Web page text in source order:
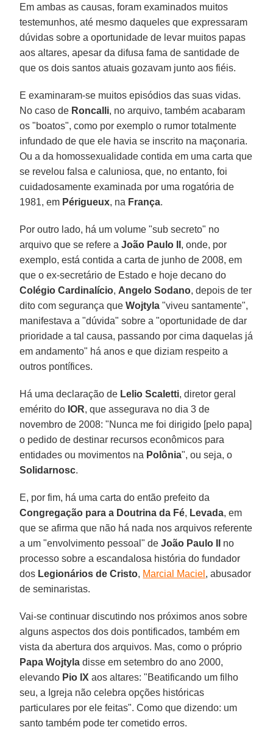
Em ambas as causas, foram examinados muitos
testemunhos, até mesmo daqueles que expressaram
dúvidas sobre a oportunidade de levar muitos papas
aos altares, apesar da difusa fama de santidade de
que os dois santos atuais gozavam junto aos fiéis.
E examinaram-se muitos episódios das suas vidas.
No caso de Roncalli, no arquivo, também acabaram
os "boatos", como por exemplo o rumor totalmente
infundado de que ele havia se inscrito na maçonaria.
Ou a da homossexualidade contida em uma carta que
se revelou falsa e caluniosa, que, no entanto, foi
cuidadosamente examinada por uma rogatória de
1981, em Périgueux, na França.
Por outro lado, há um volume "sub secreto" no
arquivo que se refere aJoão Paulo II , onde, por
exemplo, está contida a carta de junho de 2008, em
que o ex-secretário de Estado e hoje decano do
Colégio Cardinalício, Angelo Sodano, depois de ter
dito com segurança queWojtyla "viveu santamente",
manifestava a "dúvida" sobre a "oportunidade de dar
prioridade a tal causa, passando por cima daquelas já
em andamento" há anos e que diziam respeito a
outros pontífices.
Há uma declaração de Lelio Scaletti, diretor geral
emérito do IOR, que assegurava no dia 3 de
novembro de 2008: "Nunca me foi dirigido [pelo papa]
o pedido de destinar recursos econômicos para
entidades ou movimentos na Polônia", ou seja, o
Solidarnosc.
E, por fim, há uma carta do então prefeito da
Congregação para a Doutrina da Fé, Levada, em
que se afirma que não há nada nos arquivos referente
a um "envolvimento pessoal" deJoão Paulo II
no
processo sobre a escandalosa história do fundador
dos Legionários de Cristo, Marcial Maciel , abusador
de seminaristas.
Vai-se continuar discutindo nos próximos anos sobre
alguns aspectos dos dois pontificados, também em
vista da abertura dos arquivos. Mas, como o próprio
Papa Wojtyla disse em setembro do ano 2000,
elevando Pio IX aos altares: "Beatificando um filho
seu, a Igreja não celebra opções históricas
particulares por ele feitas". Como que dizendo: um
santo também pode ter cometido erros.